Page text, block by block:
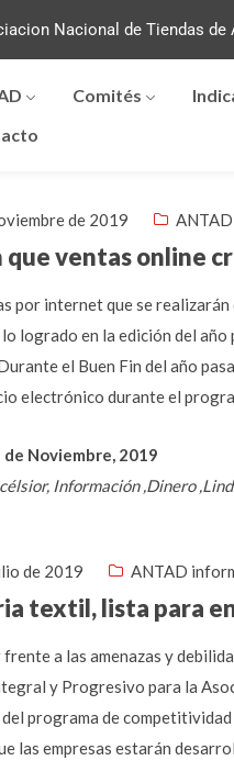
Nacional de Tiendas de
Comités
de 2019
que ventas online
por internet que se
logrado en la edición del
el Buen Fin del año
electrónico durante el
Noviembre, 2019
Información ,Dinero
de 2019 ANTAD
textil, lista para
frente a las amenazas y
y Progresivo para la
del programa de
las empresas estarán